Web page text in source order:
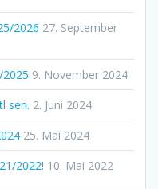
2026 27. September
9. November 2024
sen. 2. Juni 2024
25. Mai 2024
2022! 10. Mai 2022